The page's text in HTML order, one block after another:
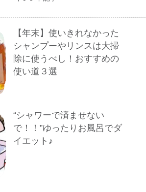
【年末】使いきれなかった
シャンプーやリンスは大掃
除に使うべし！おすすめの
使い道３選
“シャワーで済ませない
で！！”ゆったりお風呂でダ
イエット♪